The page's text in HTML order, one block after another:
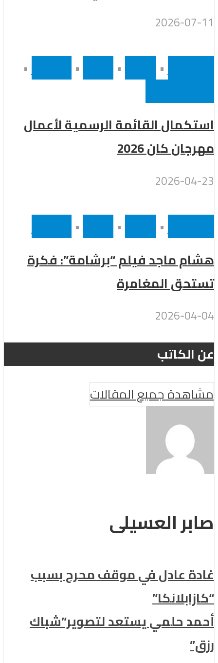
2026-07-11
•
•
•
•
استكمال القائمة الرسمية لأعمال
مهرجان كان 2026
2026-04-23
•
•
•
هشام ماجد فيلم “برشامة”: فكرة
تستحق المغامرة
2026-04-04
عن الكاتب
مشاهدة جميع المقالات
صابر العسيلى
غادة عادل في موقف محرج بسبب
“كازابلانكا”
أحمد حلمي يستعد لتصوير”شباك
رزق”